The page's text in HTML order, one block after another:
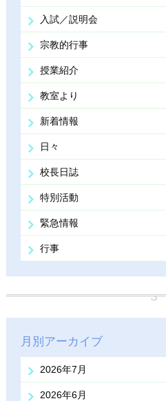
入試／説明会
宗教的行事
授業紹介
教室より
新着情報
日々
校長日誌
特別活動
緊急情報
行事
月別アーカイブ
2026年7月
2026年6月